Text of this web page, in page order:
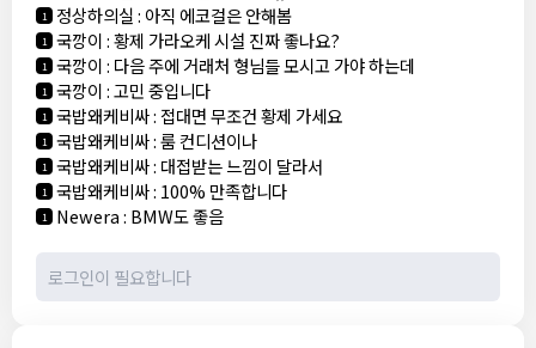
1 정상하의실: 아직 에코걸은 안해봄
1 국깡이:황제 가라오케 시설 진짜 좋나요?
1 국깡이: 다음 주에 거래처 형님들 모시고 가야 하는데
1 국깡이:고민 중입니다
1 국밥왜케비싸: 접대면 무조건 황제 가세요
1 국밥왜케비싸:룸 컨디션이나
1 국밥왜케비싸: 대접받는 느낌이 달라서
1 국밥왜케비싸: 100% 만족합니다
1 Newera: BMW도 좋음